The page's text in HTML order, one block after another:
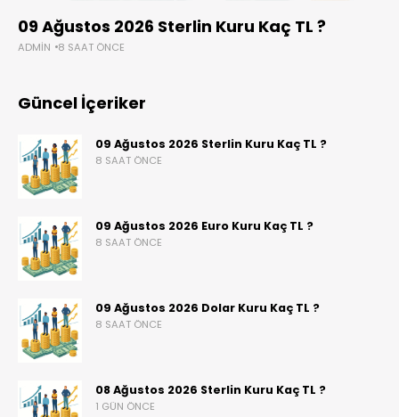
09 Ağustos 2026 Sterlin Kuru Kaç TL ?
ADMIN 8 SAAT ÖNCE
Güncel İçeriker
09 Ağustos 2026 Sterlin Kuru Kaç TL ?
8 SAAT ÖNCE
09 Ağustos 2026 Euro Kuru Kaç TL ?
8 SAAT ÖNCE
09 Ağustos 2026 Dolar Kuru Kaç TL ?
8 SAAT ÖNCE
08 Ağustos 2026 Sterlin Kuru Kaç TL ?
1 GÜN ÖNCE